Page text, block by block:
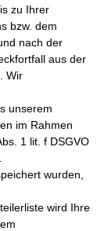
zu Ihrer
bzw. dem
nach der
aus der
Wir
unserem
im Rahmen
1 lit. f DSGVO
wurden,
wird Ihre